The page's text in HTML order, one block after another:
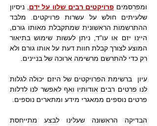
ומפרסמים פרויקטים רבים שלוו על ידם , ניסיון
שלעיתים חולש על עשרות פרויקטים. מלבד
ההתרשמות הראשונית שמתקבלת מאותו גורם,
היינו יזם או עו"ד, ניתן לעשות שימוש בתיאור
המוצע לצורך קבלת חוות דעת על אותו גורם ולא
רק כדי להתרשם מרשימה ארוכה של בניינים.
עיון ברשימת הפרויקטים של היזם יכולה לגלות
לנו פרטים רבים אודותיו ואף לאפשר לנו לדלות
פרטים נוספים ממאגרי מידע ומתארים נוספים.
הבדיקה הראשונה שעלינו לבצע מתייחסת